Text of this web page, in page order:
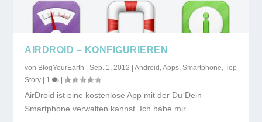
AIRDROID – KONFIGURIEREN
von BlogYourEarth |Sep. 1, 2012 |Android ,Apps,Smartphone,Top
Story
1 |
AirDroid ist eine kostenlose App mit der Du Dein
Smartphone verwalten kannst. Ich habe mir...